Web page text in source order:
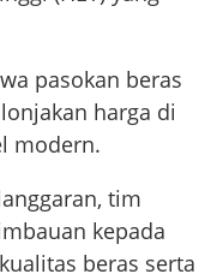
pasokan beras
harga di
modern.
tim
kepada
beras serta